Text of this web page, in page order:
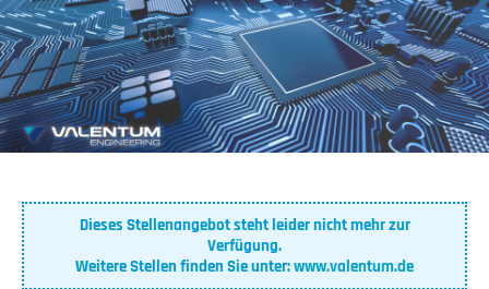
Dieses Stellenangebot steht leider nicht mehr zur
Verfügung.
Weitere Stellen finden Sie unter:www.valentum.de